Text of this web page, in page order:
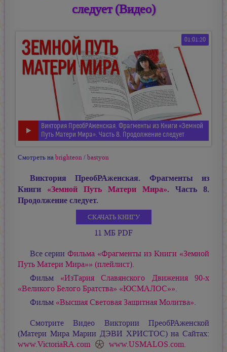
следует (Видео)
01:01:20
Виктория ПреобРАженская. Фрагменты из Книги «Земной
Путь Матери Мира». Часть 8. Продолжение следует
Смотреть наbrighteon/bastyon
Виктория ПреобРАженская. Фрагменты из
Книги «Земной Путь Матери Мира». Часть 8.
Продолжение следует.
СКАЧАТЬ КНИГУ
11 МБ PDF
Все серииФильма «Фрагменты из Книги «Земной
Путь Матери Мира»» (плейлист).
Фильм «ИзТария Славянского Движения 90-х
«Великого Белого Братства» «ЮСМАЛОС»».
Фильм «Высшая Световая Защитная Молитва».
Смотрите Видео Виктории ПреобРАженской
(Матери МираМарии ДЭВИ ХРИСТОС) на Сайтах:
www.VictoriaRA.com
www.USMALOS.com.